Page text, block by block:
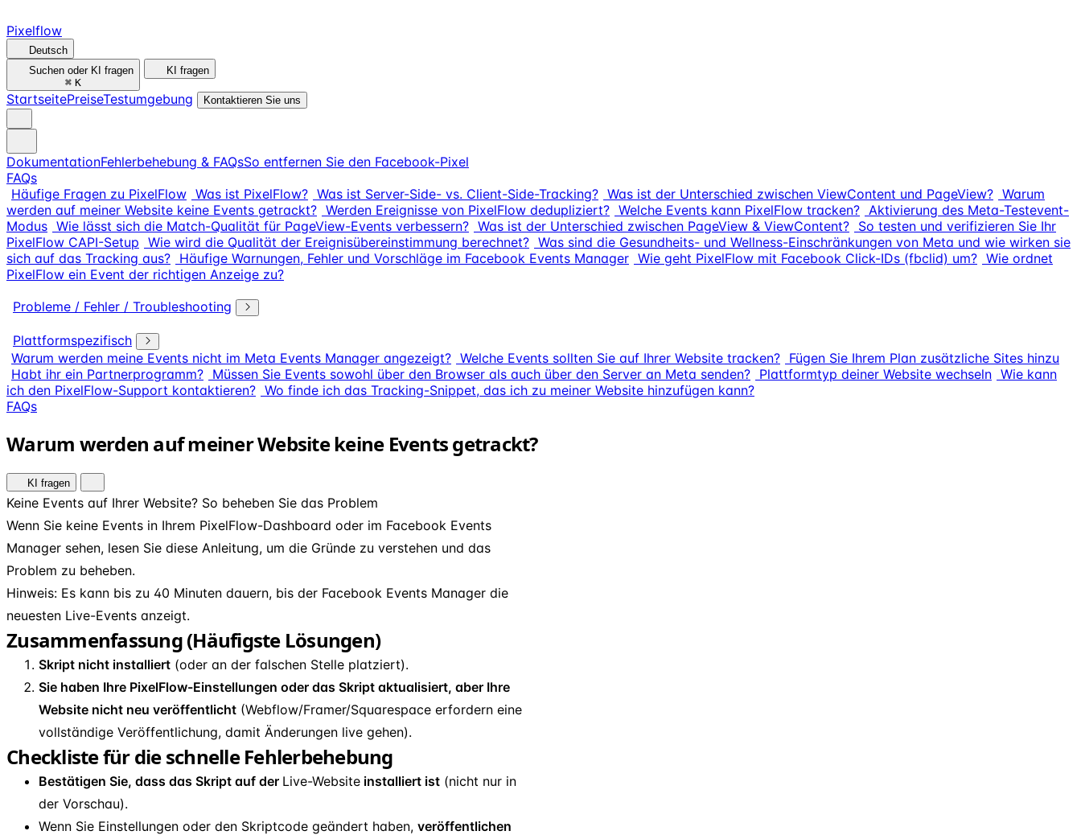
Pixelflow
Deutsch
Suchen oder KI fragen
⌘ K
KI fragen
StartseitePreiseTestumgebung Kontaktieren Sie uns
DokumentationFehlerbehebung & FAQsSo entfernen Sie den Facebook-Pixel
FAQs
Häufige Fragen zu PixelFlow Was ist PixelFlow? Was ist Server-Side- vs. Client-Side-Tracking? Was ist der Unterschied zwischen ViewContent und PageView? Warum
werden auf meiner Website keine Events getrackt? Werden Ereignisse von PixelFlow dedupliziert? Welche Events kann PixelFlow tracken? Aktivierung des Meta-Testevent-
Modus Wie lässt sich die Match-Qualität für PageView-Events verbessern? Was ist der Unterschied zwischen PageView & ViewContent? So testen und verifizieren Sie Ihr
PixelFlow CAPI-Setup Wie wird die Qualität der Ereignisübereinstimmung berechnet? Was sind die Gesundheits- und Wellness-Einschränkungen von Meta und wie wirken sie
sich auf das Tracking aus? Häufige Warnungen, Fehler und Vorschläge im Facebook Events Manager Wie geht PixelFlow mit Facebook Click-IDs (fbclid) um? Wie ordnet
PixelFlow ein Event der richtigen Anzeige zu?
Probleme / Fehler / Troubleshooting
Plattformspezifisch
Warum werden meine Events nicht im Meta Events Manager angezeigt? Welche Events sollten Sie auf Ihrer Website tracken? Fügen Sie Ihrem Plan zusätzliche Sites hinzu
Habt ihr ein Partnerprogramm? Müssen Sie Events sowohl über den Browser als auch über den Server an Meta senden? Plattformtyp deiner Website wechseln Wie kann
ich den PixelFlow-Support kontaktieren? Wo finde ich das Tracking-Snippet, das ich zu meiner Website hinzufügen kann?
FAQs
Warum werden auf meiner Website keine Events getrackt?
KI fragen
Keine Events auf Ihrer Website? So beheben Sie das Problem
Wenn Sie keine Events in Ihrem PixelFlow-Dashboard oder im Facebook Events
Manager sehen, lesen Sie diese Anleitung, um die Gründe zu verstehen und das
Problem zu beheben.
Hinweis: Es kann bis zu 40 Minuten dauern, bis der Facebook Events Manager die
neuesten Live-Events anzeigt.
Zusammenfassung (Häufigste Lösungen)
Skript nicht installiert (oder an der falschen Stelle platziert).
Sie haben Ihre PixelFlow-Einstellungen oder das Skript aktualisiert, aber Ihre
Website nicht neu veröffentlicht (Webflow/Framer/Squarespace erfordern eine
vollständige Veröffentlichung, damit Änderungen live gehen).
Checkliste für die schnelle Fehlerbehebung
Bestätigen Sie, dass das Skript auf der Live-Website installiert ist (nicht nur in
der Vorschau).
Wenn Sie Einstellungen oder den Skriptcode geändert haben, veröffentlichen